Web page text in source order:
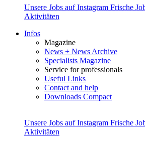
Unsere Jobs auf Instagram Frische
Aktivitäten
Infos
Magazine
News + News Archive
Specialists Magazine
Service for professionals
Useful Links
Contact and help
Downloads Compact
Unsere Jobs auf Instagram Frische
Aktivitäten